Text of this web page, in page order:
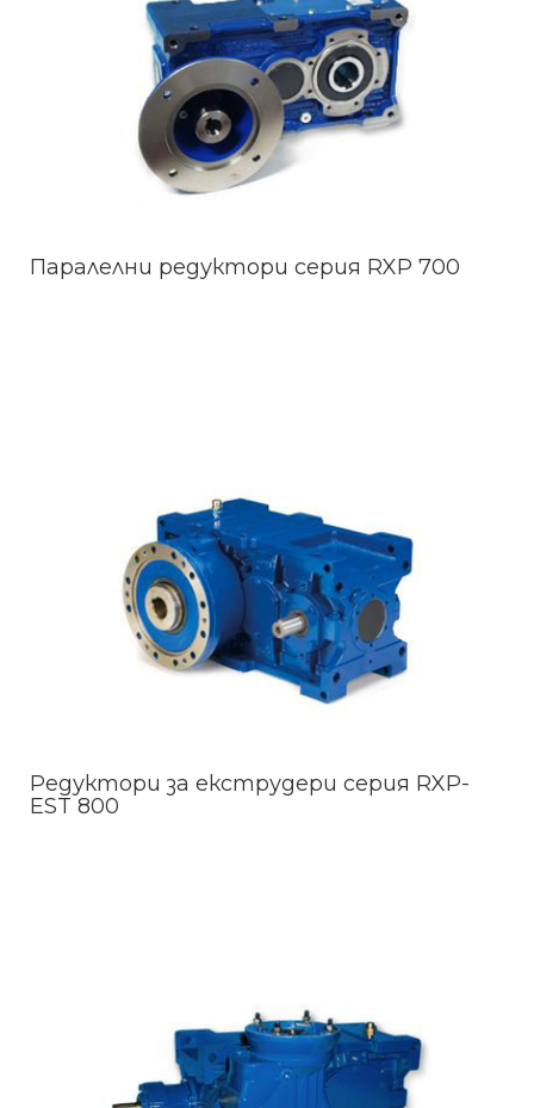
Паралелни редуктори серия RXP 700
Редуктори за екструдери серия RXP-
EST 800